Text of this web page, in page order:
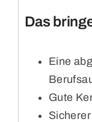
Das
Eine
Gute